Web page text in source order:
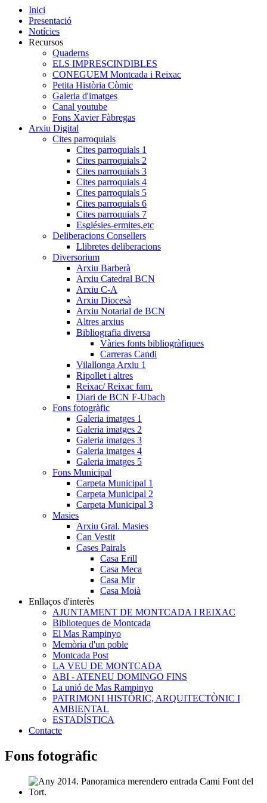
Inici
Presentació
Notícies
Recursos
Quaderns
ELS IMPRESCINDIBLES
CONEGUEM Montcada i Reixac
Petita Història Còmic
Galeria d'imatges
Canal youtube
Fons Xavier Fàbregas
Arxiu Digital
Cites parroquials
Cites parroquials 1
Cites parroquials 2
Cites parroquials 3
Cites parroquials 4
Cites parroquials 5
Cites parroquials 6
Cites parroquials 7
Esglésies-ermites,etc
Deliberacions Consellers
Llibretes deliberacions
Diversorium
Arxiu Barberà
Arxiu Catedral BCN
Arxiu C-A
Arxiu Diocesà
Arxiu Notarial de BCN
Altres arxius
Bibliografia diversa
Vàries fonts bibliogràfiques
Carreras Candi
Vilallonga Arxiu 1
Ripollet i altres
Reixac/ Reixac fam.
Diari de BCN F-Ubach
Fons fotogràfic
Galeria imatges 1
Galeria imatges 2
Galeria imatges 3
Galeria imatges 4
Galeria imatges 5
Fons Municipal
Carpeta Municipal 1
Carpeta Municipal 2
Carpeta Municipal 3
Masies
Arxiu Gral. Masies
Can Vestit
Cases Pairals
Casa Erill
Casa Meca
Casa Mir
Casa Moià
Enllaços d'interès
AJUNTAMENT DE MONTCADA I REIXAC
Biblioteques de Montcada
El Mas Rampinyo
Memòria d'un poble
Montcada Post
LA VEU DE MONTCADA
ABI - ATENEU DOMINGO FINS
La unió de Mas Rampinyo
PATRIMONI HISTÒRIC, ARQUITECTÒNIC I
AMBIENTAL
ESTADÍSTICA
Contacte
Fons fotogràfic